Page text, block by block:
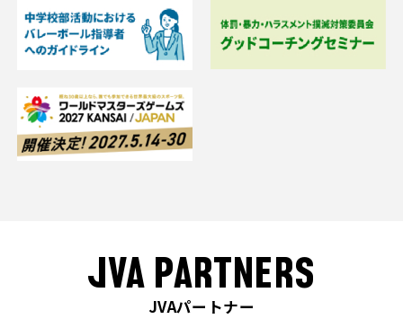
JVA PARTNERS
JVAパートナー